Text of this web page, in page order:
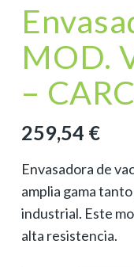
MOD.
–
259,54 €
Envasadora de
amplia gama
industrial. Este
alta resistencia.